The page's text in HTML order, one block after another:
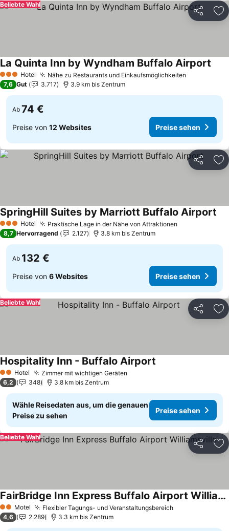
Teilen
Beliebte Wahl
3 SterneHotel Nähe zu Restaurants und Einkaufsmöglichkeiten
La Quinta Inn by Wyndham Buffalo Airport
7,6 Gut 3.717 3.9 km bis Zentrum
Ab 74 €
Preise von 12 Websites Preise sehen
Teilen
3 SterneHotel Praktische Lage in der Nähe von Attraktionen
SpringHill Suites by Marriott Buffalo Airport
8,7 Hervorragend 2.127 3.8 km bis Zentrum
Ab 132 €
Preise von 6 Websites Preise sehen
Teilen
Beliebte Wahl
2 Sterne
Hotel Zimmer mit wichtigen Geräten
Hospitality Inn - Buffalo Airport
6,2 348 3.8 km bis Zentrum
Wähle Reisedaten aus, um die genauen
Preise zu sehen
Preise sehen
Teilen
Beliebte Wahl
2 SterneMotel Flexibler Tagungs- und VeranstaltungsbereichPreise sehen
FairBridge Inn Express Buffalo Airport Williamsville
Preise sehen
4,6 2.289 3.3 km bis Zentrum